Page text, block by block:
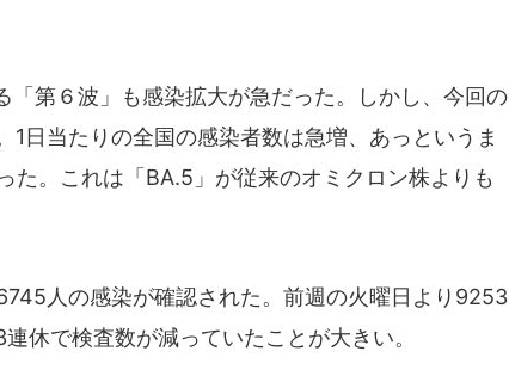
第６波」も感染拡大が急だった。しかし、今回の
1日当たりの全国の感染者数は急増、あっというま
た。これは「BA.5」が従来のオミクロン株よりも
人の感染が確認された。前週の火曜日より9253
休で検査数が減っていたことが大きい。